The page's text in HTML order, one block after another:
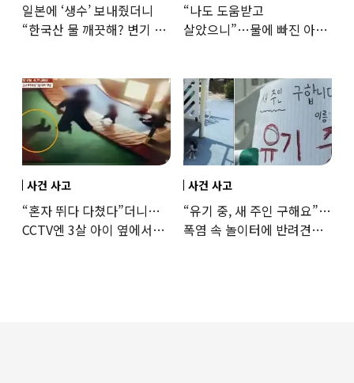
일본에 ‘생수’ 보내줬더니
“한국산 물 깨끗해? 변기 물
“나도 도움받고
살았으니”…물에 빠진 아이
사건 사고
“혼자 뛰다 다쳤다”더니…
CCTV엔 3살 아이 옆에서
사건 사고
“유기 중, 새 주인 구해요”…
폭염 속 놀이터에 반려견